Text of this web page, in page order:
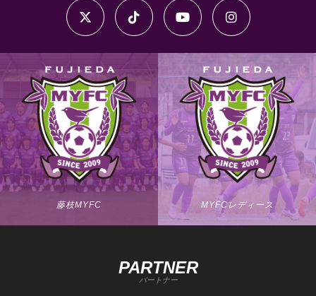
藤枝MYFC MYFCレディース
PARTNER
パートナー